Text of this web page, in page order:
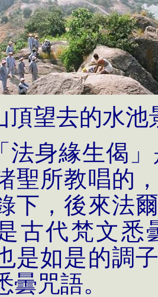
頂望去的水池
法身緣生偈
聖所教唱的
下，後來法
古代梵文悉
是如是的調
曇咒語。